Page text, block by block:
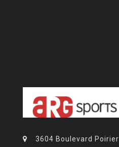
3604 Boulevard Poirier